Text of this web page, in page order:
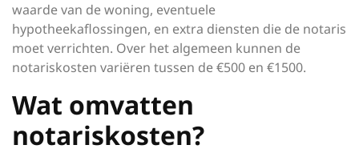
waarde van de woning, eventuele
hypotheekaflossingen, en extra diensten die de notaris
moet verrichten. Over het algemeen kunnen de
notariskosten variëren tussen de €500 en €1500.
Wat omvatten
notariskosten?